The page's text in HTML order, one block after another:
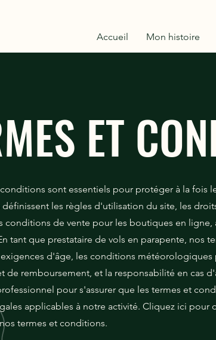
Accueil Mon histoire
ET
sont essentiels pour protéger à la fois
définissent les règles d'utilisation du site, les
conditions de vente pour les boutiques en
tant que prestataire de vols en parapente, nos
d'âge, les conditions météorologiques
de remboursement, et la responsabilité en cas
pour s'assurer que les termes et
applicables à notre activité. Cliquez ici pour
termes et conditions.